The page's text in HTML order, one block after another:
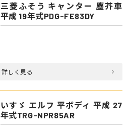
三菱ふそう キャンター 塵芥車
平成 19年式PDG-FE83DY
詳しく見る
いすゞ エルフ 平ボディ 平成 27
年式TRG-NPR85AR